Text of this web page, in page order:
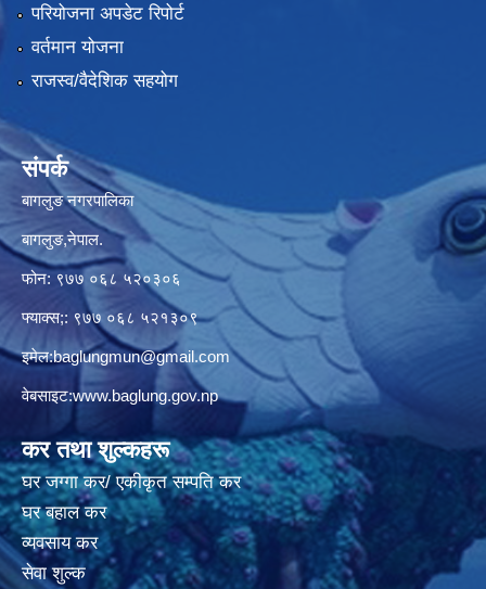
परियोजना अपडेट रिपोर्ट
वर्तमान योजना
राजस्व/वैदेशिक सहयोग
संपर्क
बागलुङ नगरपालिका
बागलुङ,नेपाल.
फोन: ९७७ ०६८ ५२०३०६
फ्याक्स;: ९७७ ०६८ ५२१३०९
इमेल:baglungmun@gmail.com
वेबसाइट:www.baglung.gov.np
कर तथा शुल्कहरू
घर जग्गा कर/ एकीकृत सम्पति कर
घर बहाल कर
व्यवसाय कर
सेवा शुल्क